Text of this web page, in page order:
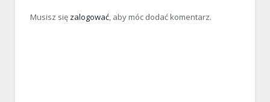
Musisz się zalogować, aby móc dodać komentarz.